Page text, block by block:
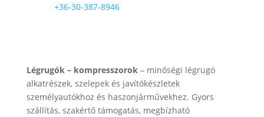
+36-30-387-8946
Légrugók – kompresszorok – minőségi légrugó
alkatrészek, szelepek és javítókészletek
személyautókhoz és haszonjárművekhez. Gyors
szállítás, szakértő támogatás, megbízható